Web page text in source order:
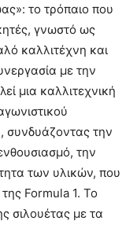
το τρόπαιο που
γνωστό ως
καλλιτέχνη και
με την
μια καλλιτεχνική
συνδυάζοντας την
την
των υλικών, που
Formula 1. Το
σιλουέτας με τα